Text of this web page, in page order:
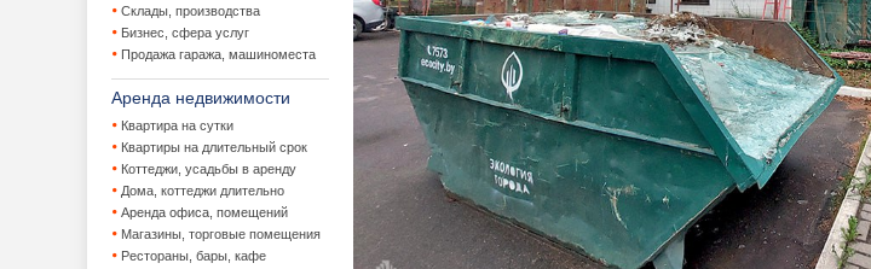
Склады, производства
Бизнес, сфера услуг
Продажа гаража, машиноместа
Аренда недвижимости
Квартира на сутки
Квартиры на длительный срок
Коттеджи, усадьбы в аренду
Дома, коттеджи длительно
Аренда офиса, помещений
Магазины, торговые помещения
Рестораны, бары, кафе